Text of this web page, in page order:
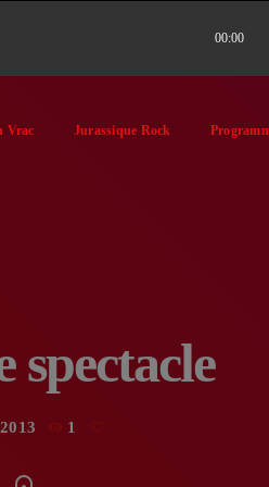
00:00
Vrac Jurassique Rock
spectacle
1